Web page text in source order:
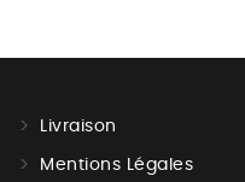
Livraison
Mentions Légales